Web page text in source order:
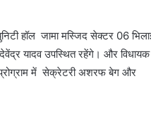
हॉल जामा मस्जिद सेक्टर 06
यादव उपस्थित रहेंगे। और विधायक
में सेक्रेटरी अशरफ बेग और